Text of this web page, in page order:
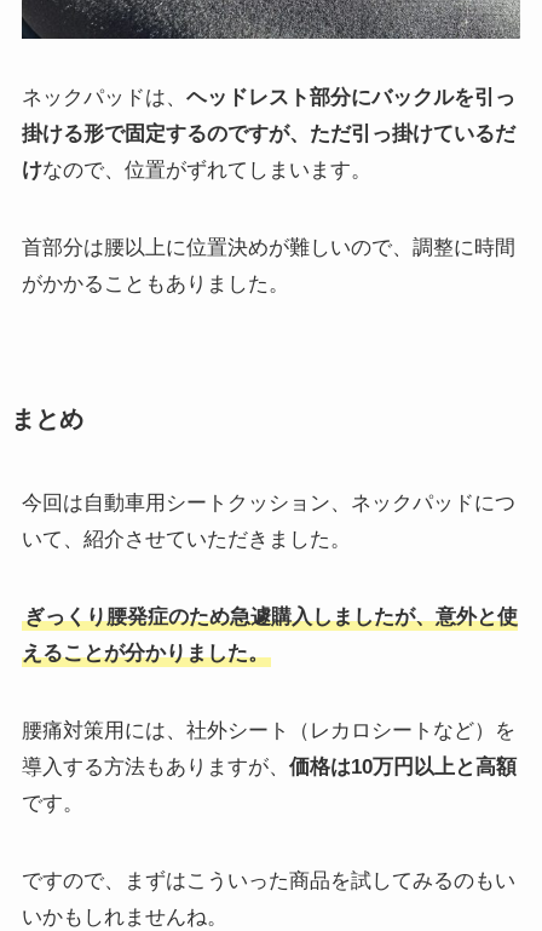
ネックパッドは、 ヘッドレスト部分にバックルを引っ
掛ける形で固定するのですが、ただ引っ掛けているだ
けなので、位置がずれてしまいます。
首部分は腰以上に位置決めが難しいので、調整に時間
がかかることもありました。
まとめ
今回は自動車用シートクッション、ネックパッドにつ
いて、紹介させていただきました。
ぎっくり腰発症のため急遽購入しましたが、意外と使
えることが分かりました。
腰痛対策用には、社外シート（レカロシートなど）を
導入する方法もありますが、 価格は10万円以上と高額
です。
ですので、まずはこういった商品を試してみるのもい
いかもしれませんね。